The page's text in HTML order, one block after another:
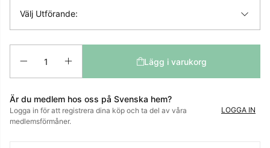
Välj Utförande:
Lägg i varukorg
Är du medlem hos oss på Svenska hem?
Logga in för att registrera dina köp och ta del av våra
medlemsförmåner.
LOGGA IN